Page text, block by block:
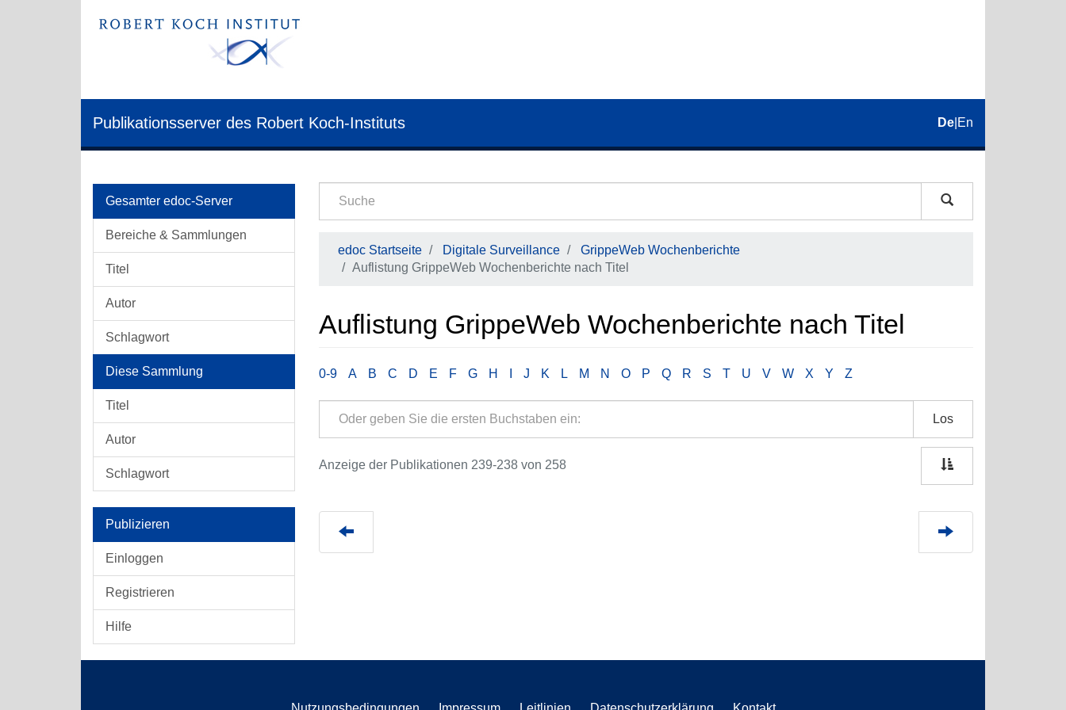
Publikationsserver des Robert Koch-Instituts De En
Gesamter edoc-Server
Bereiche & Sammlungen
Titel
Autor
Schlagwort
Diese Sammlung
Titel
Autor
Schlagwort
Publizieren
Einloggen
Registrieren
Hilfe
edoc Startseite Digitale Surveillance
GrippeWeb Wochenberichte
Auflistung GrippeWeb Wochenberichte nach Titel
Auflistung GrippeWeb Wochenberichte nach Titel
0-9 A B C D E F G H J K L M N O P Q R S T U V W X Y Z
Los
Anzeige der Publikationen 239-238 von 258